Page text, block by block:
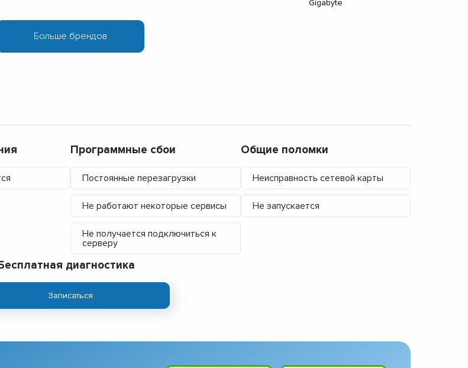
Gigabyte
Программные сбои
Постоянные перезагрузки
Не работают некоторые сервисы
Не получается подключиться к
серверу
Общие поломки
Неисправность сетевой карты
Не запускается
диагностика
Записаться